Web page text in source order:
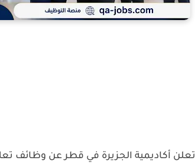
تعلن أكاديمية الجزيرة في قطر